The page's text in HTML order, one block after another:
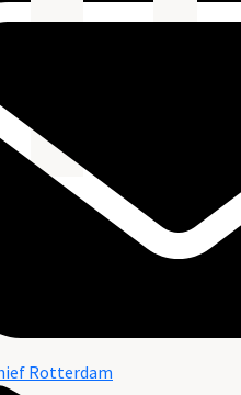
Rotterdam